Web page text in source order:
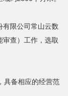
有限公司常山云数
查）工作，选取
具备相应的经营范